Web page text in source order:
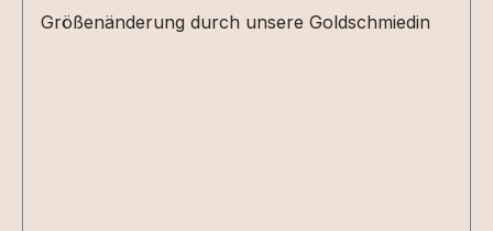
Größenänderung durch unsere Goldschmiedin